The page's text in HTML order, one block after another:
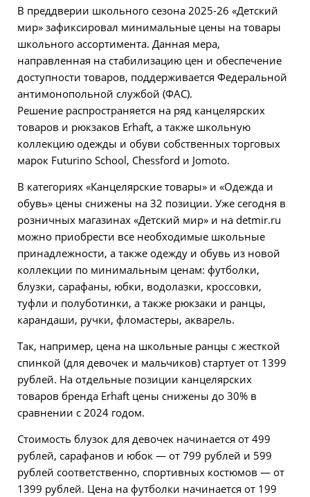
В преддверии школьного сезона 2025-26 «Детский
мир» зафиксировал минимальные цены на товары
школьного ассортимента. Данная мера,
направленная на стабилизацию цен и обеспечение
доступности товаров, поддерживается Федеральной
антимонопольной службой (ФАС).
Решение распространяется на ряд канцелярских
товаров и рюкзаков Erhaft, а также школьную
коллекцию одежды и обуви собственных торговых
марок Futurino School, Chessford и Jomoto.
В категориях «Канцелярские товары» и «Одежда и
обувь» цены снижены на 32 позиции. Уже сегодня в
розничных магазинах «Детский мир» и на detmir.ru
можно приобрести все необходимые школьные
принадлежности, а также одежду и обувь из новой
коллекции по минимальным ценам: футболки,
блузки, сарафаны, юбки, водолазки, кроссовки,
туфли и полуботинки, а также рюкзаки и ранцы,
карандаши, ручки, фломастеры, акварель.
Так, например, цена на школьные ранцы с жесткой
спинкой (для девочек и мальчиков) стартует от 1399
рублей. На отдельные позиции канцелярских
товаров бренда Erhaft цены снижены до 30% в
сравнении с 2024 годом.
Стоимость блузок для девочек начинается от 499
рублей, сарафанов и юбок — от 799 рублей и 599
рублей соответственно, спортивных костюмов — от
1399 рублей. Цена на футболки начинается от 199